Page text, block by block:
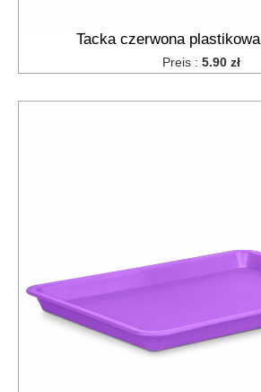
Tacka czerwona
Preis : 5.90 zł